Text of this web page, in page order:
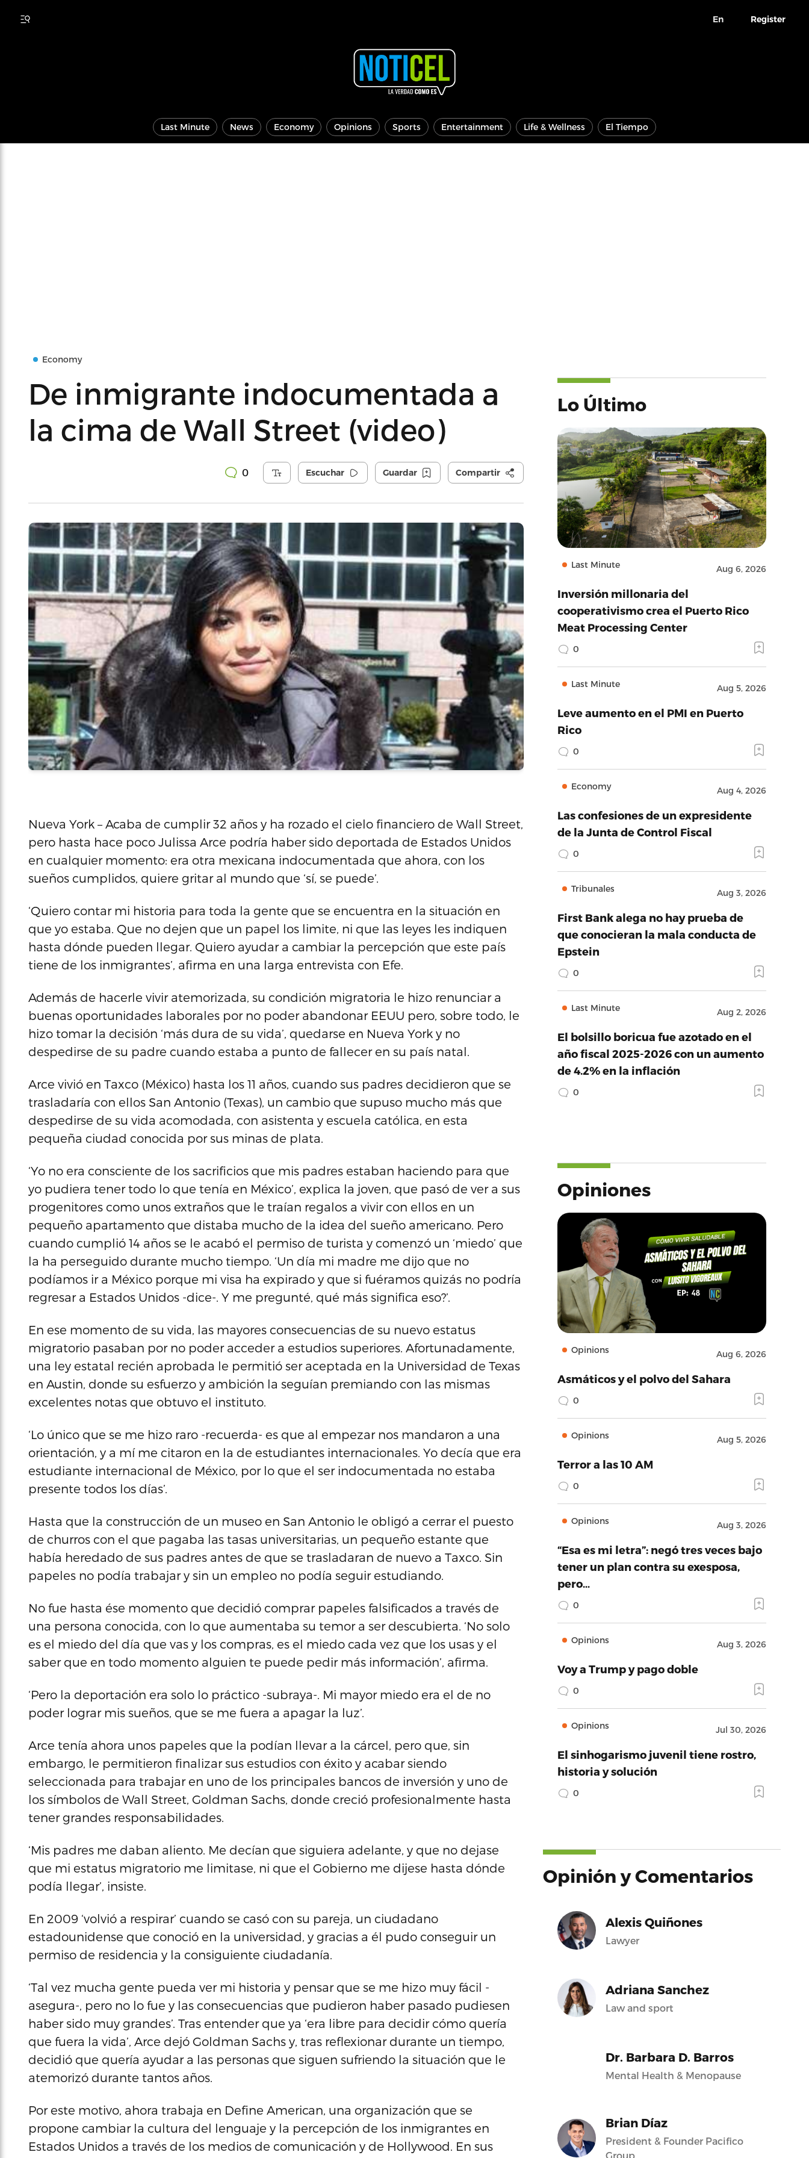
En Register
Last Minute News Economy Opinions Sports Entertainment Life & Wellness El Tiempo
Economy
De inmigrante indocumentada a
la cima de Wall Street (video)
0 Escuchar Guardar Compartir
Nueva York – Acaba de cumplir 32 años y ha rozado el cielo financiero de Wall Street,
pero hasta hace poco Julissa Arce podría haber sido deportada de Estados Unidos
en cualquier momento: era otra mexicana indocumentada que ahora, con los
sueños cumplidos, quiere gritar al mundo que ‘sí, se puede’.
‘Quiero contar mi historia para toda la gente que se encuentra en la situación en
que yo estaba. Que no dejen que un papel los limite, ni que las leyes les indiquen
hasta dónde pueden llegar. Quiero ayudar a cambiar la percepción que este país
tiene de los inmigrantes’, afirma en una larga entrevista con Efe.
Además de hacerle vivir atemorizada, su condición migratoria le hizo renunciar a
buenas oportunidades laborales por no poder abandonar EEUU pero, sobre todo, le
hizo tomar la decisión ‘más dura de su vida’, quedarse en Nueva York y no
despedirse de su padre cuando estaba a punto de fallecer en su país natal.
Arce vivió en Taxco (México) hasta los 11 años, cuando sus padres decidieron que se
trasladaría con ellos San Antonio (Texas), un cambio que supuso mucho más que
despedirse de su vida acomodada, con asistenta y escuela católica, en esta
pequeña ciudad conocida por sus minas de plata.
‘Yo no era consciente de los sacrificios que mis padres estaban haciendo para que
yo pudiera tener todo lo que tenía en México’, explica la joven, que pasó de ver a sus
progenitores como unos extraños que le traían regalos a vivir con ellos en un
pequeño apartamento que distaba mucho de la idea del sueño americano. Pero
cuando cumplió 14 años se le acabó el permiso de turista y comenzó un ‘miedo’ que
la ha perseguido durante mucho tiempo. ‘Un día mi madre me dijo que no
podíamos ir a México porque mi visa ha expirado y que si fuéramos quizás no podría
regresar a Estados Unidos -dice-. Y me pregunté, qué más significa eso?’.
En ese momento de su vida, las mayores consecuencias de su nuevo estatus
migratorio pasaban por no poder acceder a estudios superiores. Afortunadamente,
una ley estatal recién aprobada le permitió ser aceptada en la Universidad de Texas
en Austin, donde su esfuerzo y ambición la seguían premiando con las mismas
excelentes notas que obtuvo el instituto.
‘Lo único que se me hizo raro -recuerda- es que al empezar nos mandaron a una
orientación, y a mí me citaron en la de estudiantes internacionales. Yo decía que era
estudiante internacional de México, por lo que el ser indocumentada no estaba
presente todos los días’.
Hasta que la construcción de un museo en San Antonio le obligó a cerrar el puesto
de churros con el que pagaba las tasas universitarias, un pequeño estante que
había heredado de sus padres antes de que se trasladaran de nuevo a Taxco. Sin
papeles no podía trabajar y sin un empleo no podía seguir estudiando.
No fue hasta ése momento que decidió comprar papeles falsificados a través de
una persona conocida, con lo que aumentaba su temor a ser descubierta. ‘No solo
es el miedo del día que vas y los compras, es el miedo cada vez que los usas y el
saber que en todo momento alguien te puede pedir más información’, afirma.
‘Pero la deportación era solo lo práctico -subraya-. Mi mayor miedo era el de no
poder lograr mis sueños, que se me fuera a apagar la luz’.
Arce tenía ahora unos papeles que la podían llevar a la cárcel, pero que, sin
embargo, le permitieron finalizar sus estudios con éxito y acabar siendo
seleccionada para trabajar en uno de los principales bancos de inversión y uno de
los símbolos de Wall Street, Goldman Sachs, donde creció profesionalmente hasta
tener grandes responsabilidades.
‘Mis padres me daban aliento. Me decían que siguiera adelante, y que no dejase
que mi estatus migratorio me limitase, ni que el Gobierno me dijese hasta dónde
podía llegar’, insiste.
En 2009 ‘volvió a respirar’ cuando se casó con su pareja, un ciudadano
estadounidense que conoció en la universidad, y gracias a él pudo conseguir un
permiso de residencia y la consiguiente ciudadanía.
‘Tal vez mucha gente pueda ver mi historia y pensar que se me hizo muy fácil -
asegura-, pero no lo fue y las consecuencias que pudieron haber pasado pudiesen
haber sido muy grandes’. Tras entender que ya ‘era libre para decidir cómo quería
que fuera la vida’, Arce dejó Goldman Sachs y, tras reflexionar durante un tiempo,
decidió que quería ayudar a las personas que siguen sufriendo la situación que le
atemorizó durante tantos años.
Por este motivo, ahora trabaja en Define American, una organización que se
propone cambiar la cultura del lenguaje y la percepción de los inmigrantes en
Estados Unidos a través de los medios de comunicación y de Hollywood. En sus
Lo Último
Last Minute Aug 6, 2026
Inversión millonaria del
cooperativismo crea el Puerto Rico
Meat Processing Center
0
Last Minute Aug 5, 2026
Leve aumento en el PMI en Puerto
Rico
0
Economy Aug 4, 2026
Las confesiones de un expresidente
de la Junta de Control Fiscal
0
Tribunales Aug 3, 2026
First Bank alega no hay prueba de
que conocieran la mala conducta de
Epstein
0
Last Minute Aug 2, 2026
El bolsillo boricua fue azotado en el
año fiscal 2025-2026 con un aumento
de 4.2% en la inflación
0
Opiniones
Opinions Aug 6, 2026
Asmáticos y el polvo del Sahara
0
Opinions Aug 5, 2026
Terror a las 10 AM
0
Opinions Aug 3, 2026
“Esa es mi letra”: negó tres veces bajo
tener un plan contra su exesposa,
pero…
0
Opinions Aug 3, 2026
Voy a Trump y pago doble
0
Opinions Jul 30, 2026
El sinhogarismo juvenil tiene rostro,
historia y solución
0
Opinión y Comentarios
Alexis Quiñones
Lawyer
Adriana Sanchez
Law and sport
Dr. Barbara D. Barros
Mental Health & Menopause
Brian Díaz
President & Founder Pacifico
Group